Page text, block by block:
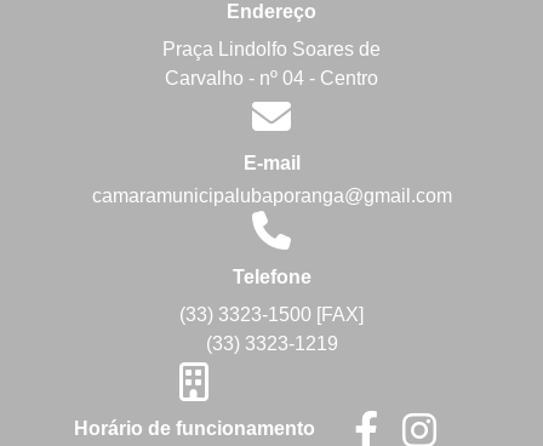
Endereço
Praça Lindolfo Soares de
Carvalho - nº 04 - Centro
E-mail
camaramunicipalubaporanga@gmail.com
Telefone
(33) 3323-1500 [FAX]
(33) 3323-1219
Horário de funcionamento